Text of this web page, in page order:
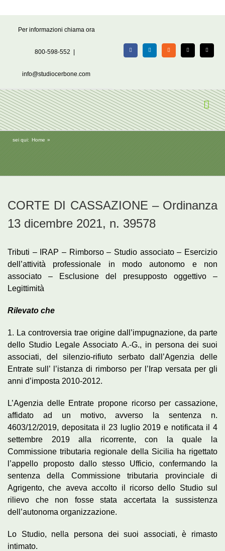
Per informazioni chiama ora
800-598-552
info@studiocerbone.com
FacebookLinkedIn Rss X Email
sei qui: Home
CORTE DI CASSAZIONE – Ordinanza
13 dicembre 2021, n. 39578
Tributi – IRAP – Rimborso – Studio associato – Esercizio
dell’attività professionale in modo autonomo e non
associato – Esclusione del presupposto oggettivo –
Legittimità
Rilevato che
1. La controversia trae origine dall’impugnazione, da parte
dello Studio Legale Associato A.-G., in persona dei suoi
associati, del silenzio-rifiuto serbato dall’Agenzia delle
Entrate sull’ l’istanza di rimborso per l’Irap versata per gli
anni d’imposta 2010-2012.
L’Agenzia delle Entrate propone ricorso per cassazione,
affidato ad un motivo, avverso la sentenza n.
4603/12/2019, depositata il 23 luglio 2019 e notificata il 4
settembre 2019 alla ricorrente, con la quale la
Commissione tributaria regionale della Sicilia ha rigettato
l’appello proposto dallo stesso Ufficio, confermando la
sentenza della Commissione tributaria provinciale di
Agrigento, che aveva accolto il ricorso dello Studio sul
rilievo che non fosse stata accertata la sussistenza
dell’autonoma organizzazione.
Lo Studio, nella persona dei suoi associati, è rimasto
intimato.